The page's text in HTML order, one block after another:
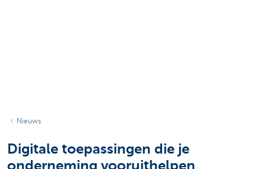
Nieuws
Digitale toepassingen die je
onderneming vooruithelpen